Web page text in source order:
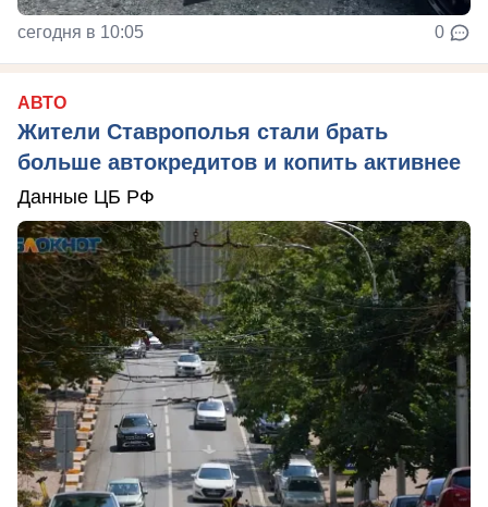
сегодня в 10:05 0
АВТО
Жители Ставрополья стали брать
больше автокредитов и копить активнее
Данные ЦБ РФ